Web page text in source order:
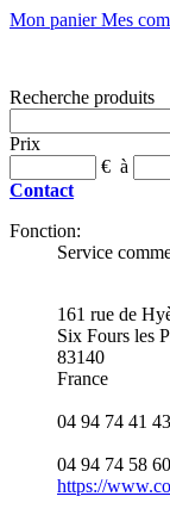
Mon panier Mes
Recherche produits
Prix
€ à
Contact
Fonction:
Service
161 rue de
Six Fours les
83140
France
04 94 74 41 43
04 94 74 58 60
https://